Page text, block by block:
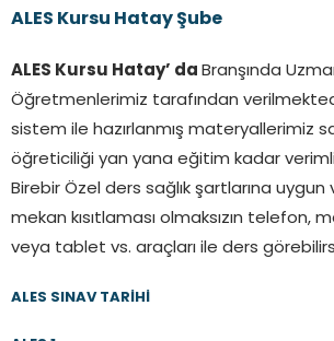
ALES Kursu Hatay Şube
ALES Kursu Hatay’ da Branşında
Öğretmenlerimiz tarafından
sistem ile hazırlanmış materyallerimiz
öğreticiliği yan yana eğitim kadar
Birebir Özel ders sağlık şartlarına
mekan kısıtlaması olmaksızın telefon,
veya tablet vs. araçları ile ders
ALES SINAV TARİHİ